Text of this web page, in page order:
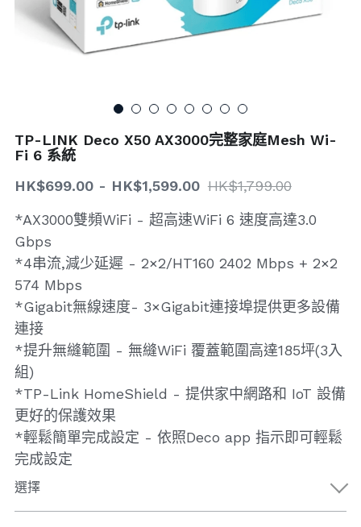
登錄 /註冊
TP-LINK Deco X50 AX3000完整家庭Mesh Wi-
Fi 6 系統
HK$699.00 - HK$1,599.00 HK$1,799.00
*AX3000雙頻WiFi - 超高速WiFi 6 速度高達3.0
Gbps
*4串流,減少延遲 - 2×2/HT160 2402 Mbps + 2×2
574 Mbps
*Gigabit無線速度- 3×Gigabit連接埠提供更多設備
連接
*提升無縫範圍 - 無縫WiFi 覆蓋範圍高達185坪(3入
組)
*TP-Link HomeShield - 提供家中網路和 IoT 設備
更好的保護效果
*輕鬆簡單完成設定 - 依照Deco app 指示即可輕鬆
完成設定
選擇